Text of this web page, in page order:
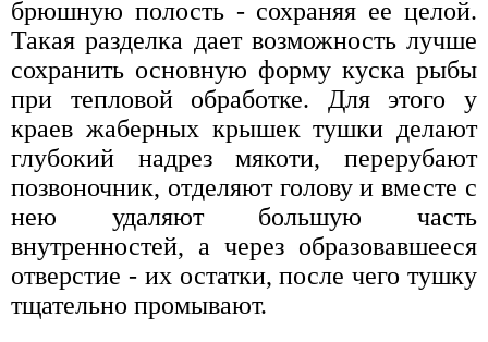
брюшную полость - сохраняя ее целой.
Такая разделка дает возможность лучше
сохранить основную форму куска рыбы
при тепловой обработке. Для этого у
краев жаберных крышек тушки делают
глубокий надрез мякоти, перерубают
позвоночник, отделяют голову и вместе с
нею удаляют большую часть
внутренностей, а через образовавшееся
отверстие - их остатки, после чего тушку
тщательно промывают.